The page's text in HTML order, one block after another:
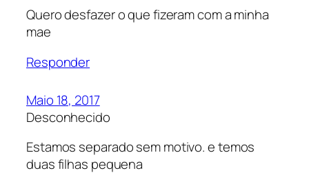
Quero desfazer o que fizeram com a minha
mae
Responder
Maio 18, 2017
Desconhecido
Estamos separado sem motivo. e temos
duas filhas pequena